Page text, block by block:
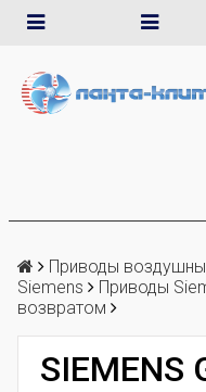
Приводы
Siemens
Приводы
возвратом
SIEMENS